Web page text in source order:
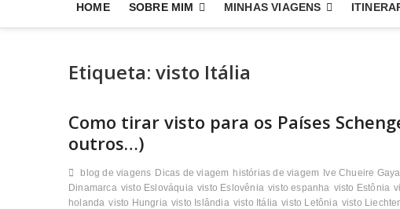
HOME SOBRE MIM MINHAS VIAGENS
Etiqueta: visto Itália
Como tirar visto para os Países
outros…)
blog de viagens Dicas de viagem histórias de viagem Ive Chueire Gaya
Dinamarca visto Eslováquia visto Eslovênia visto espanha visto Estônia
holanda visto Hungria visto Islândia visto Itália visto Letônia visto